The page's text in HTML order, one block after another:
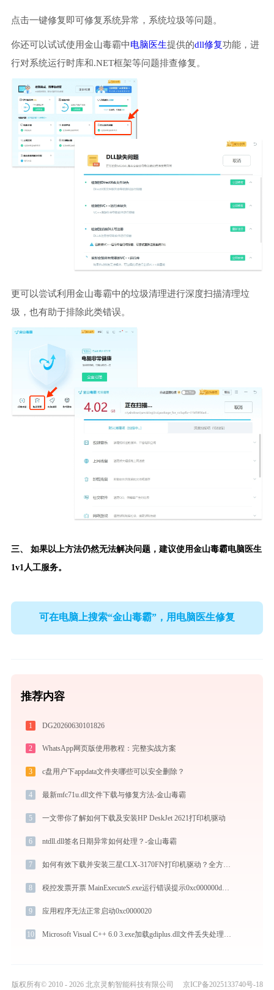
点击一键修复即可修复系统异常，系统垃圾等问题。
你还可以试试使用金山毒霸中电脑医生提供的dll修复功能，进
行对系统运行时库和.NET框架等问题排查修复。
更可以尝试利用金山毒霸中的垃圾清理进行深度扫描清理垃
圾，也有助于排除此类错误。
三、 如果以上方法仍然无法解决问题，建议使用金山毒霸电脑医生
1v1人工服务。
可在电脑上搜索“金山毒霸”，用电脑医生修复
推荐内容
1 DG20260630101826
2 WhatsApp网页版使用教程：完整实战方案
3 c盘用户下appdata文件夹哪些可以安全删除？
4 最新mfc71u.dll文件下载与修复方法-金山毒霸
5 一文带你了解如何下载及安装HP DeskJet 2621打印机驱动
6 ntdll.dll签名日期异常如何处理？-金山毒霸
7 如何有效下载并安装三星CLX-3170FN打印机驱动？全方位指导手册
8 税控发票开票 MainExecuteS.exe运行错误提示0xc000000d的解决办法
9 应用程序无法正常启动0xc0000020
10
版权所有© 2010 - 2026 北京灵豹智能科技有限公司 京ICP备2025133740号-18